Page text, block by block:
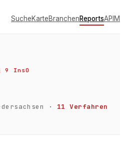
SucheKarteBranchenReportsAPI
§ 9 InsO
· 11 Verfahren